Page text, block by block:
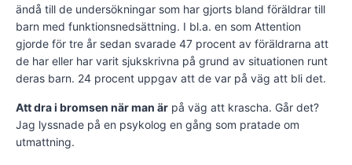
ändå till de undersökningar som har gjorts bland föräldrar till
barn med funktionsnedsättning. I bl.a. en som Attention
gjorde för tre år sedan svarade 47 procent av föräldrarna att
de har eller har varit sjukskrivna på grund av situationen runt
deras barn. 24 procent uppgav att de var på väg att bli det.
Att dra i bromsen när man är på väg att krascha. Går det?
Jag lyssnade på en psykolog en gång som pratade om
utmattning.